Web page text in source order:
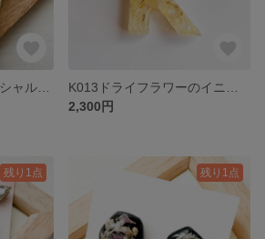
2,300円
残り1点 残り1点